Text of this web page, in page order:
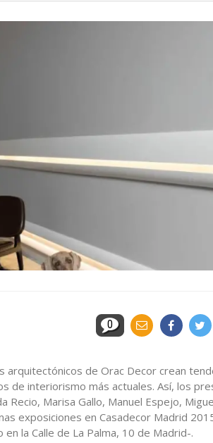
0
arquitectónicos de Orac Decor crean
de interiorismo más actuales. Así, los
Recio, Marisa Gallo, Manuel Espejo,
exposiciones en Casadecor Madrid
la Calle de La Palma, 10 de Madrid-.